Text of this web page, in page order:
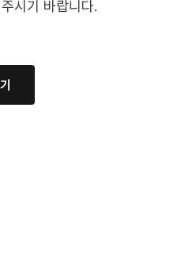
시기 바랍니다.